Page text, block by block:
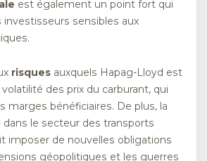
est également un point fort qui
investisseurs sensibles aux
risques auxquels Hapag-Lloyd est
des prix du carburant, qui
marges bénéficiaires. De plus, la
dans le secteur des transports
imposer de nouvelles obligations
géopolitiques et les guerres